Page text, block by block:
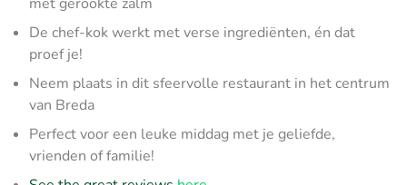
De chef-kok werkt met verse ingrediënten, én dat
proef je!
Neem plaats in dit sfeervolle restaurant in het centrum
van Breda
Perfect voor een leuke middag met je geliefde,
vrienden of familie!